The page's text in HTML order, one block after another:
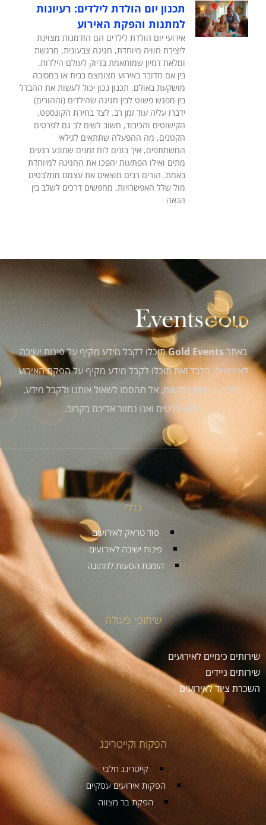
תכנון יום הולדת לילדים: רעיונות
למתנות והפקת האירוע
אירועי יום הולדת לילדים הם הזדמנות מצוינת
ליצירת חוויה מיוחדת, חגיגה צבעונית, מרגשת
ומלאת דמיון שמותאמת בדיוק לעולם הילדות.
בין אם מדובר באירוע מצומצם בבית או במסיבה
מושקעת באולם, תכנון נכון יכול לעשות את ההבדל
בין מפגש פשוט לבין חגיגה שהילדים (וההורים)
ידברו עליה עוד זמן רב. לצד בחירת הקונספט,
הקישוטים והכיבוד, חשוב לשים לב גם לפרטים
הקטנים, מה ההפעלה שתתאים לגילאי
המשתתפים, איך בונים לוח זמנים שמונע רגעים
מתים ואילו הפתעות יהפכו את החגיגה למיוחדת
באמת. הורים רבים מוצאים את עצמם מתלבטים
מול שלל האפשרויות, מחפשים דרכים לשלב בין
הנאה
באתרGold Eventsתוכלו לקבל מידע מקיף על פינות ישיבה
לאירועים, מלבד זאת תוכלו לקבל מידע מקיף על הפקת האירוע
שלכם, טיפים וחדשות, אל תהססו לשאול אותנו ולקבל מידע,
מלאו פרטים ואנו נחזור אליכם בקרוב.
כללי
פוד טראק לאירועים
פינות ישיבה לאירועים
הזמנת הסעות לחתונה
שיתופי פעולה
שירותים כימיים לאירועים
שירותים ניידים
השכרת ציוד לאירועים
הפקות וקייטרינג
קייטרינג חלבי
הפקות אירועים עסקיים
הפקת בר מצווה